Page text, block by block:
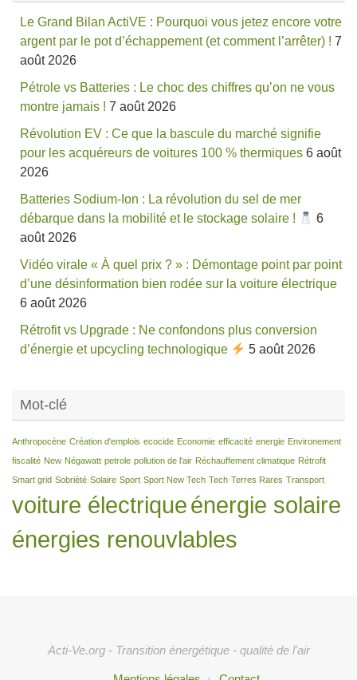
Le Grand Bilan ActiVE : Pourquoi vous jetez encore votre
argent par le pot d’échappement (et comment l’arrêter) ! 7
août 2026
Pétrole vs Batteries : Le choc des chiffres qu’on ne vous
montre jamais ! 7 août 2026
Révolution EV : Ce que la bascule du marché signifie
pour les acquéreurs de voitures 100 % thermiques 6 août
2026
Batteries Sodium-Ion : La révolution du sel de mer
débarque dans la mobilité et le stockage solaire !
6
août 2026
Vidéo virale « À quel prix ? » : Démontage point par point
d’une désinformation bien rodée sur la voiture électrique
6 août 2026
Rétrofit vs Upgrade : Ne confondons plus conversion
d’énergie et upcycling technologique
5 août 2026
Mot-clé
Anthropocène Création d'emplois ecocide Economie efficacité energie Environement
fiscalité New Négawatt petrole pollution de l'air Réchauffement climatique Rétrofit
Smart grid Sobriété Solaire Sport Sport New Tech Tech Terres Rares Transport
voiture électriqueénergie solaire
énergies renouvlables
Acti-Ve.org - Transition énergétique - qualité de l'air